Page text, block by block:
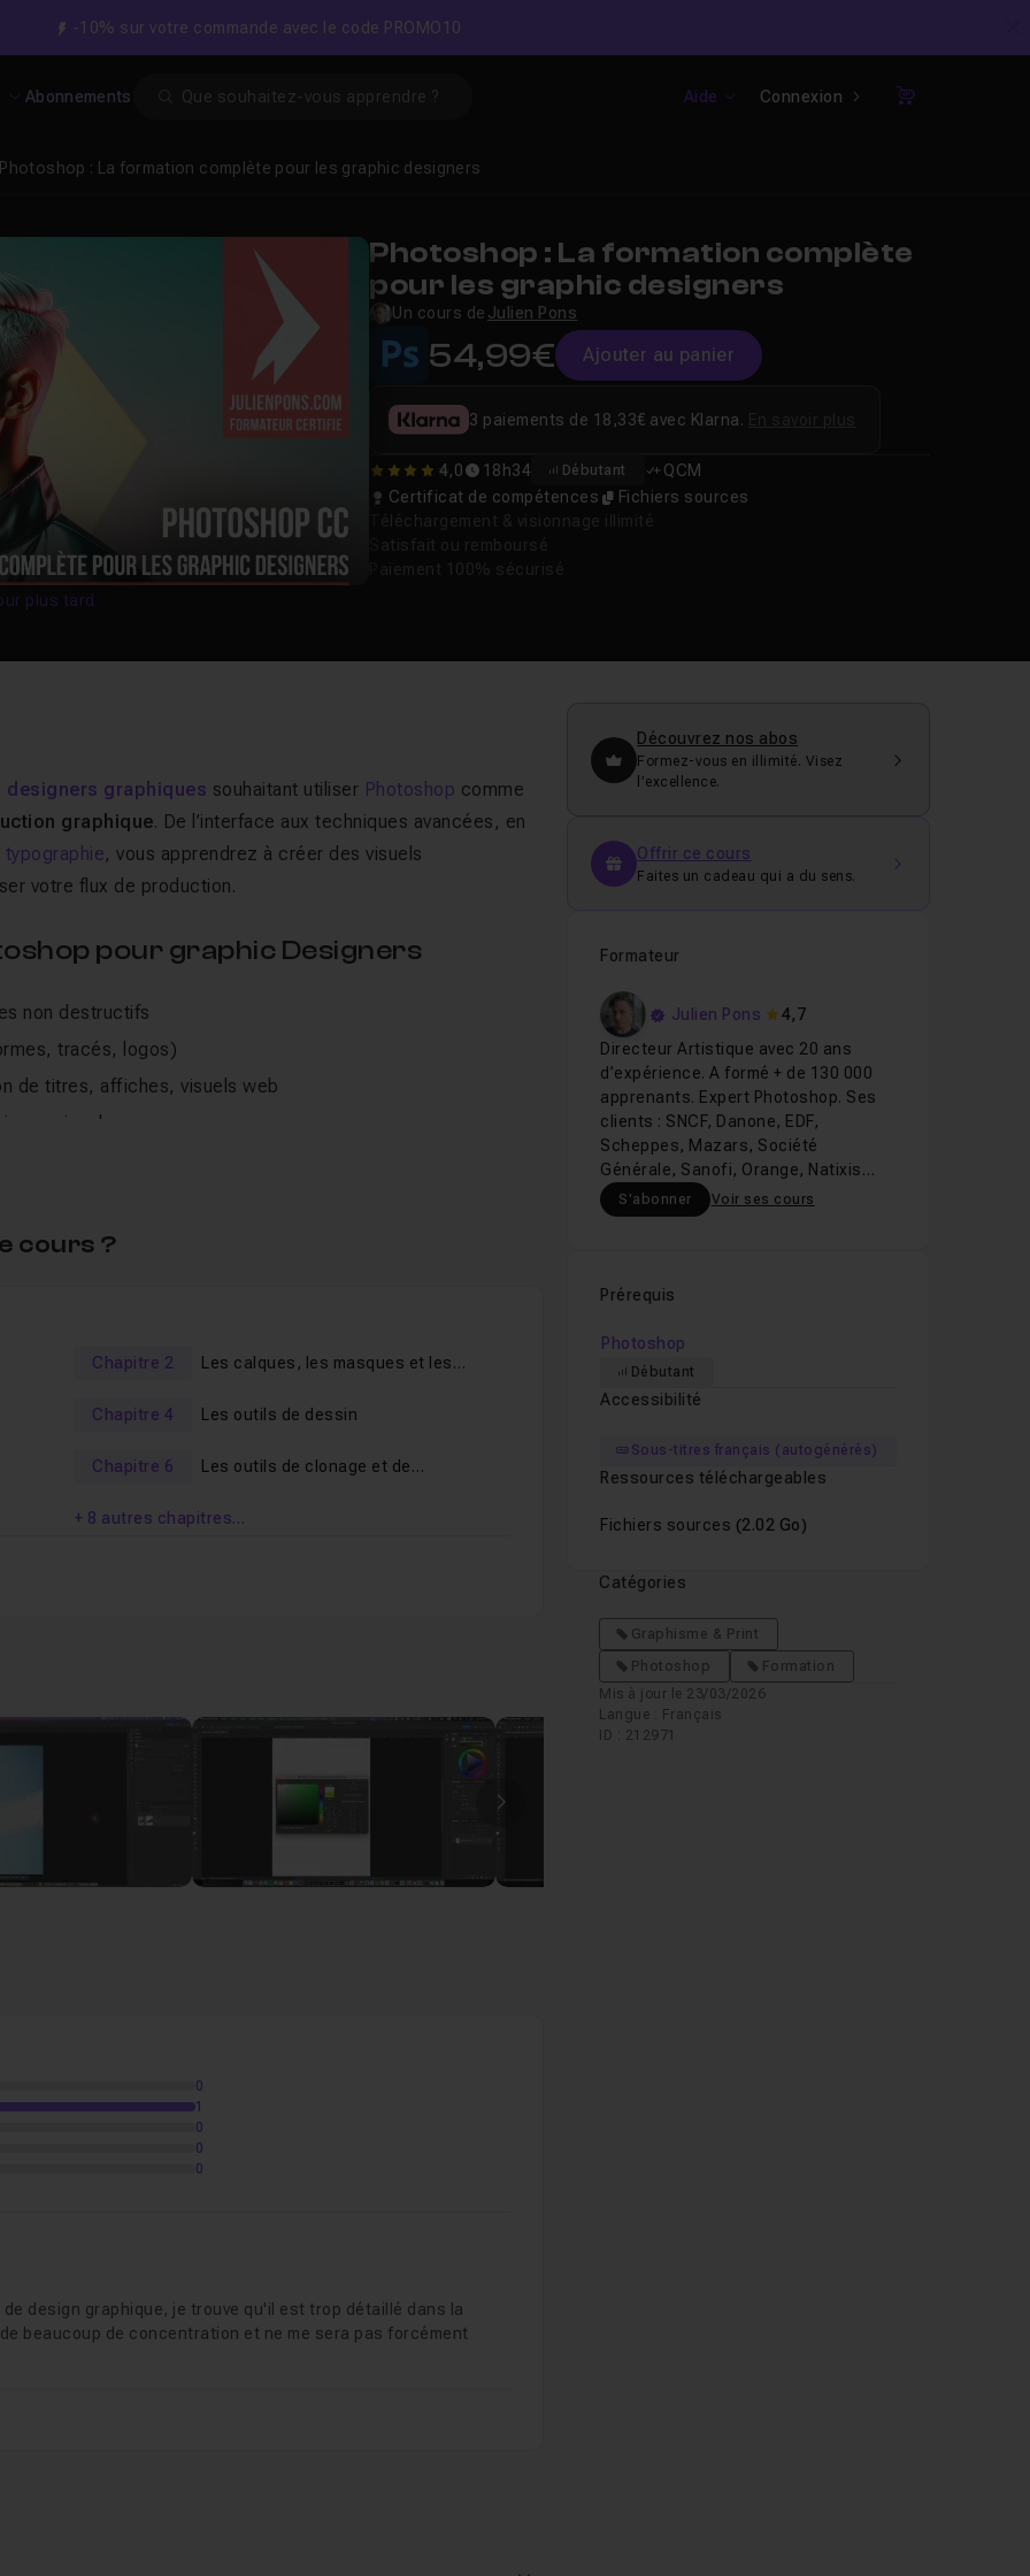
-10% sur votre commande avec le code PROMO10
Abonnements Aide Connexion
Panier
Photoshop : La formation complète pour les graphic designers
plus tard
Photoshop : La formation complète
pour les graphic designers
Un cours de Julien Pons
54,99€ Ajouter au panier
4 4,0 18h34 Débutant
QCM
Certificat de compétences
Fichiers sources
3 paiements de 18,33€ avec Klarna.
designers graphiques souhaitant utiliser Photoshop comme
graphique. De l’interface aux techniques avancées, en
typographie, vous apprendrez à créer des visuels
votre flux de production.
pour graphic Designers
non destructifs
tracés, logos)
de titres, affiches, visuels web
ses visuels
réglages colorimétriques
graphique
digital
dans Photoshop
de base sur un ordinateur PC ou MAC. Un ordinateur avec
cours ?
Chapitre 2
Les calques, les masques et les
Chapitre 4 Les outils de dessin
Chapitre 6
Les outils de clonage et de
+ 8 autres chapitres…
0
1
0
0
0
design graphique, je trouve qu'il est trop détaillé dans la
beaucoup de concentration et ne me sera pas forcément
Découvrez nos abos
Formez-vous en illimité. Visez
l’excellence.
Offrir ce cours
Faites un cadeau qui a du sens.
Formateur
Julien Pons
4,7
Directeur Artistique avec 20 ans
d’expérience. A formé + de 130 000
apprenants. Expert Photoshop. Ses
clients : SNCF, Danone, EDF,
Scheppes, Mazars, Société
Générale, Sanofi, Orange, Natixis…
S'abonner Voir ses cours
Prérequis
Photoshop
Débutant
Accessibilité
Sous-titres français (autogénérés)
Ressources téléchargeables
Fichiers sources (2.02 Go)
Catégories
Graphisme & Print
Photoshop
Formation
Mis à jour le 23/03/2026
Langue : Français
ID : 212971